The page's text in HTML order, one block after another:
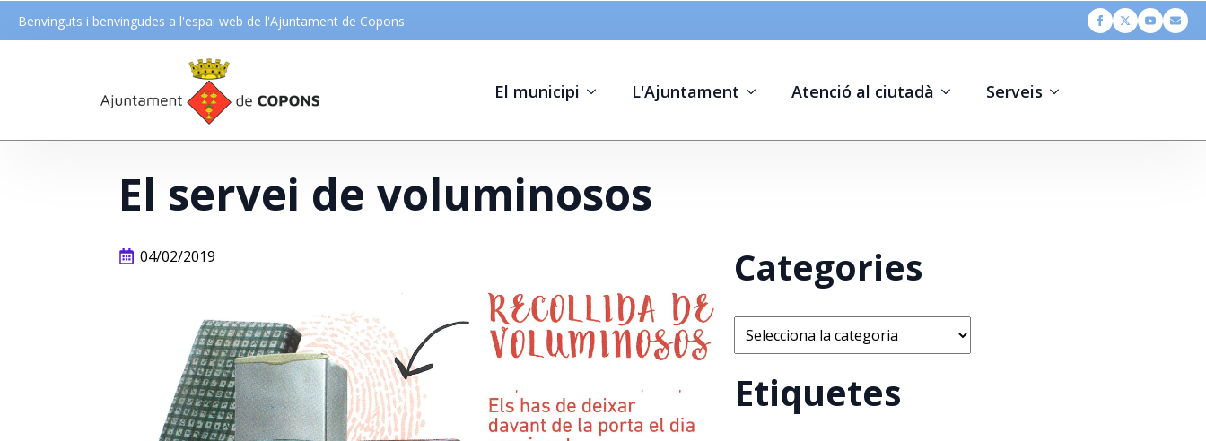
Benvinguts i benvingudes a l'espai web de l'Ajuntament de Copons
El municipi L'Ajuntament Atenció al ciutadà Serveis
El servei de voluminosos
04/02/2019 Categories
Categories
Etiquetes